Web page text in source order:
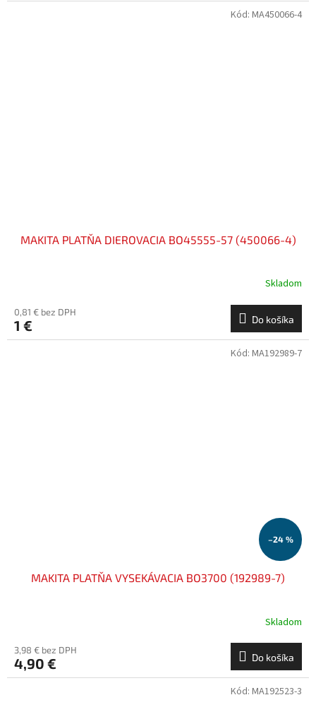
MAKITA PLATŇA DIEROVACIA BO45555-57 (450066-4)
Skladom
0,81 € bez DPH
1 € Do košíka
Kód: MA450066-4
–24 %
MAKITA PLATŇA VYSEKÁVACIA BO3700 (192989-7)
Skladom
3,98 € bez DPH
4,90 € Do košíka
Kód: MA192989-7
Kód: MA192523-3